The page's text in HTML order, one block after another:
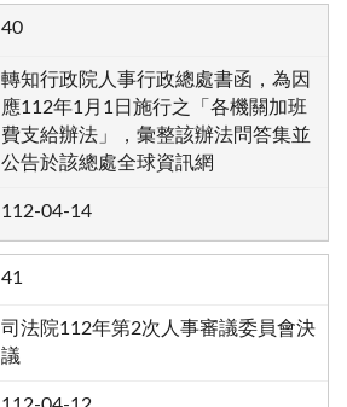
40
轉知行政院人事行政總處書函，為因
應112年1月1日施行之「各機關加班
費支給辦法」，彙整該辦法問答集並
公告於該總處全球資訊網
112-04-14
41
司法院112年第2次人事審議委員會決
議